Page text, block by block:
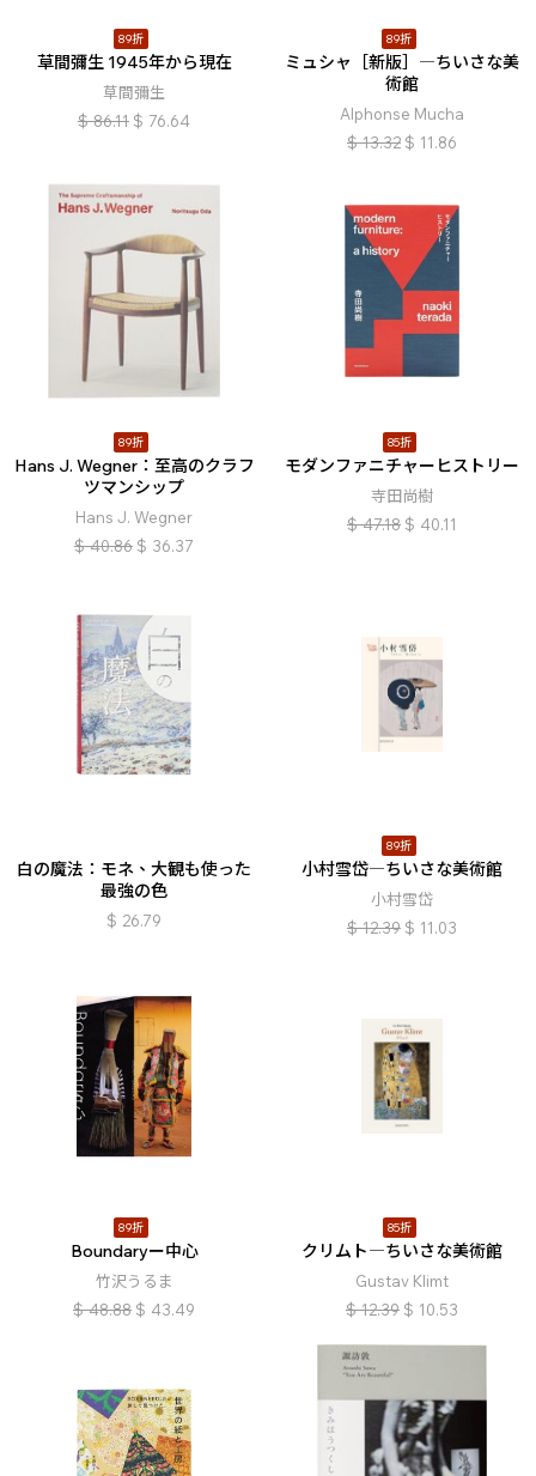
89折
草間彌生 1945年から現在
草間彌生
$ 86.11 $ 76.64
89折
ミュシャ［新版］―ちいさな美
術館
Alphonse Mucha
$ 13.32 $ 11.86
89折
Hans J. Wegner：至高のクラフ
ツマンシップ
Hans J. Wegner
$ 40.86 $ 36.37
85折
モダンファニチャーヒストリー
寺田尚樹
$ 47.18 $ 40.11
白の魔法：モネ、大観も使った
最強の色
$ 26.79
89折
小村雪岱―ちいさな美術館
小村雪岱
$ 12.39 $ 11.03
89折
Boundaryー中心
竹沢うるま
$ 48.88 $ 43.49
85折
クリムト―ちいさな美術館
Gustav Klimt
$ 12.39 $ 10.53